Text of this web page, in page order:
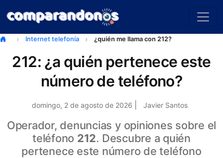
Internet telefonía ¿quién me llama con 212?
212: ¿a quién pertenece este
número de teléfono?
domingo, 2 de agosto de 2026 Javier Santos
Operador, denuncias y opiniones sobre el
teléfono 212. Descubre a quién
pertenece este número de teléfono